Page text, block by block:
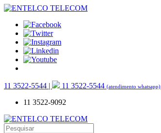
11 3522-5544 | 11 3522-5544 (atendimento whatsapp)
11 3522-9092